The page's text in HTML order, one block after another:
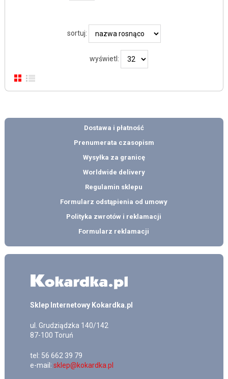
sortuj:
wyświetl:
Dostawa i płatność
Prenumerata czasopism
Wysyłka za granicę
Worldwide delivery
Regulamin sklepu
Formularz odstąpienia od umowy
Polityka zwrotów i reklamacji
Formularz reklamacji
Sklep Internetowy Kokardka.pl
ul. Grudziądzka 140/142
87-100 Toruń
tel: 56 662 39 79
e-mail: sklep@kokardka.pl